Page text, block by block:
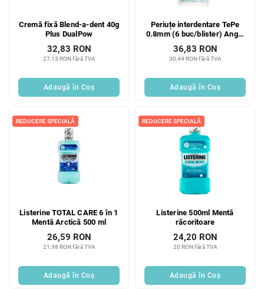
Cremă fixă Blend-a-dent 40g
Plus DualPow
27,13 RON fără TVA
32,83 RON
Adaugă în Coş
Periuțe interdentare TePe
0.8mm (6 buc/blister) Angle
verde
30,44 RON fără TVA
36,83 RON
Adaugă în Coş
REDUCERE SPECIALĂ
Listerine TOTAL CARE 6 în 1
Mentă Arctică 500 ml
21,98 RON fără TVA
26,59 RON
Adaugă în Coş
REDUCERE SPECIALĂ
Listerine 500ml Mentă
răcoritoare
20 RON fără TVA
24,20 RON
Adaugă în Coş